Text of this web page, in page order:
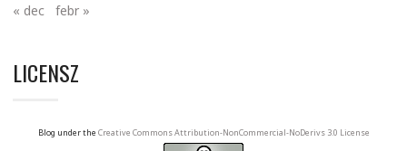
« dec febr »
LICENSZ
Blog under the Creative Commons Attribution-NonCommercial-NoDerivs 3.0 License